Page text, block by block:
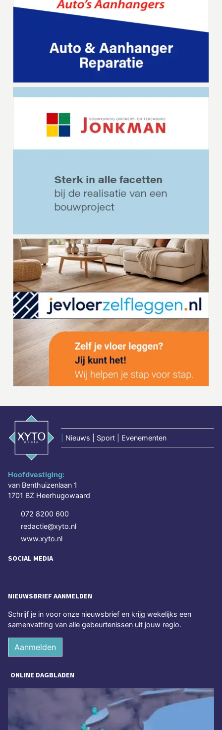
Nieuws | Sport | Evenementen
Hoofdvestiging:
van Benthuizenlaan 1
1701 BZ Heerhugowaard
072 8200 600
redactie@xyto.nl
www.xyto.nl
SOCIAL MEDIA
NIEUWSBRIEF AANMELDEN
Schrijf je in voor onze nieuwsbrief en krijg wekelijks een
samenvatting van alle gebeurtenissen uit jouw regio.
Aanmelden
ONLINE DAGBLADEN